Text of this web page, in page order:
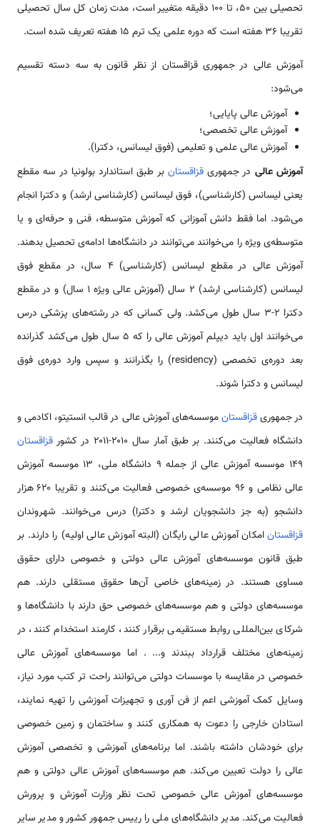
تحصیلی بین ۵۰، تا ۱۰۰ دقیقه متغییر است، مدت زمان کل سال تحصیلی
تقریبا ۳۶ هفته است که دوره علمی یک ترم ۱۵ هفته تعریف شده است.
آموزش عالی در جمهوری قزاقستان از نظر قانون به سه دسته تقسیم
می‌شود:
آموزش عالی پایایی؛
آموزش عالی تخصصی؛
آموزش عالی علمی و تعلیمی (فوق لیسانس، دکترا).
آموزش عالی در جمهوریقزاقستان بر طبق استاندارد بولونیا در سه مقطع
یعنی لیسانس (کارشناسی)، فوق لیسانس (کارشناسی ارشد) و دکترا انجام
می‌شود. اما فقط دانش آموزانی که آموزش متوسطه، فنی و حرفه‌ای و یا
متوسطه‌ی ویژه را می‌خوانند می‌توانند در دانشگاه‌ها ادامه‌ی تحصیل بدهند.
آموزش عالی در مقطع لیسانس (کارشناسی) ۴ سال، در مقطع فوق
لیسانس (کارشناسی ارشد) ۲ سال (آموزش عالی ویژه ۱ سال) و در مقطع
دکترا 2-3 سال طول می‌کشد. ولی کسانی که در رشته‌های پزشکی درس
می‌خوانند اول باید دیپلم آموزش عالی را که ۵ سال طول می‌کشد گذرانده
بعد دوره‌ی تخصصی (residency) را بگذرانند و سپس وارد دوره‌ی فوق
لیسانس و دکترا شوند.
در جمهوریقزاقستانموسسه‌های آموزش عالی در قالب انستیتو، اکادمی و
دانشگاه فعالیت می‌کنند. بر طبق آمار سال ۲۰۱۰-۲۰۱۱ در کشور
قزاقستان
۱۴۹ موسسه آموزش عالی از جمله ۹ دانشگاه ملی، ۱۳ موسسه آموزش
عالی نظامی و ۹۶ موسسه‌ی خصوصی فعالیت می‌کنند و تقریبا ۶۲۰ هزار
دانشجو (به جز دانشجویان ارشد و دکترا) درس می‌خوانند. شهروندان
قزاقستانامکان آموزش عالی رایگان (البته آموزش عالی اولیه) را دارند. بر
طبق قانون موسسه‌های آموزش عالی دولتی و خصوصی دارای حقوق
مساوی هستند. در زمینه‌های خاصی آن‌ها حقوق مستقلی دارند. هم
موسسه‌های دولتی و هم موسسه‌های خصوصی حق دارند با دانشگاه‌ها و
شرکای بین‌المللی روابط مستقیمی برقرار کنند، کارمند استخدام کنند، در
زمینه‌های مختلف قرارداد ببندند و... . اما موسسه‌های آموزش عالی
خصوصی در مقایسه با موسسات دولتی می‌توانند راحت تر کتب مورد نیاز،
وسایل کمک آموزشی اعم از فن آوری و تجهیزات آموزشی را تهیه نمایند،
استادان خارجی را دعوت به همکاری کنند و ساختمان و زمین خصوصی
برای خودشان داشته باشند. اما برنامه‌های آموزشی و تخصصی آموزش
عالی را دولت تعیین می‌کند. هم موسسه‌های آموزش عالی دولتی و هم
موسسه‌های آموزش عالی خصوصی تحت نظر وزارت آموزش و پرورش
فعالیت می‌کند. مدیر دانشگاه‌های ملی را رییس جمهور کشور و مدیر سایر